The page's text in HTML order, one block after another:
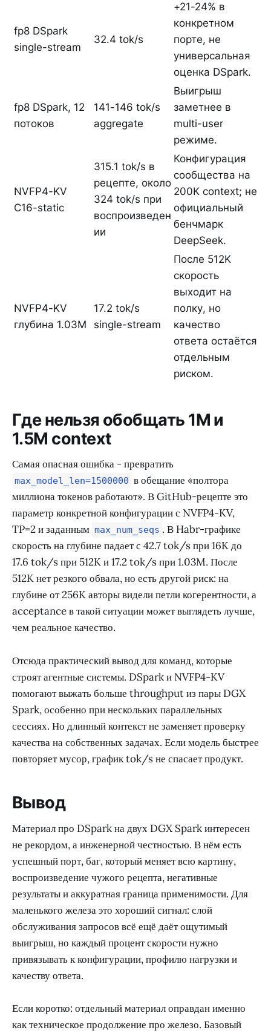
fp8 DSpark
single-stream
32.4 tok/s
+21-24% в
конкретном
порте, не
универсальная
оценка DSpark.
fp8 DSpark, 12
потоков
141-146 tok/s
aggregate
Выигрыш
заметнее в
multi-user
режиме.
NVFP4-KV
C16-static
315.1 tok/s в
рецепте, около
324 tok/s при
воспроизведен
ии
Конфигурация
сообщества на
200K context; не
официальный
бенчмарк
DeepSeek.
NVFP4-KV
глубина 1.03M
17.2 tok/s
single-stream
После 512K
скорость
выходит на
полку, но
качество
ответа остаётся
отдельным
риском.
Где нельзя обобщать 1M и
1.5M context
Самая опасная ошибка - превратить
max_model_len=1500000 в обещание «полтора
миллиона токенов работают». В GitHub-рецепте это
параметр конкретной конфигурации с NVFP4-KV,
TP=2 и заданным max_num_seqs . В Habr-графике
скорость на глубине падает с 42.7 tok/s при 16K до
17.6 tok/s при 512K и 17.2 tok/s при 1.03M. После
512K нет резкого обвала, но есть другой риск: на
глубине от 256K авторы видели петли когерентности, а
acceptance в такой ситуации может выглядеть лучше,
чем реальное качество.
Отсюда практический вывод для команд, которые
строят агентные системы. DSpark и NVFP4-KV
помогают выжать больше throughput из пары DGX
Spark, особенно при нескольких параллельных
сессиях. Но длинный контекст не заменяет проверку
качества на собственных задачах. Если модель быстрее
повторяет мусор, график tok/s не спасает продукт.
Вывод
Материал про DSpark на двух DGX Spark интересен
не рекордом, а инженерной честностью. В нём есть
успешный порт, баг, который меняет всю картину,
воспроизведение чужого рецепта, негативные
результаты и аккуратная граница применимости. Для
маленького железа это хороший сигнал: слой
обслуживания запросов всё ещё даёт ощутимый
выигрыш, но каждый процент скорости нужно
привязывать к конфигурации, профилю нагрузки и
качеству ответа.
Если коротко: отдельный материал оправдан именно
как техническое продолжение про железо. Базовый